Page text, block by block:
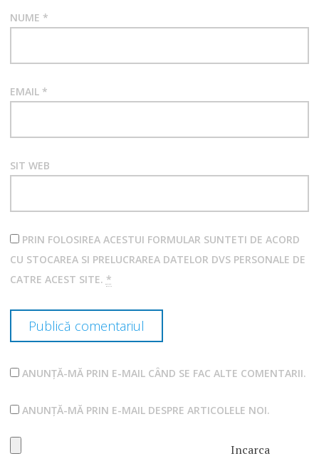
NUME *
EMAIL *
SIT WEB
PRIN FOLOSIREA ACESTUI FORMULAR SUNTETI DE ACORD
CU STOCAREA SI PRELUCRAREA DATELOR DVS PERSONALE DE
CATRE ACEST SITE. *
ANUNȚĂ-MĂ PRIN E-MAIL CÂND SE FAC ALTE COMENTARII.
ANUNȚĂ-MĂ PRIN E-MAIL DESPRE ARTICOLELE NOI.
Incarca